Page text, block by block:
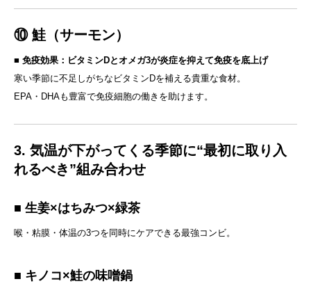
⑩ 鮭（サーモン）
■ 免疫効果：ビタミンDとオメガ3が炎症を抑えて免疫を底上げ
寒い季節に不足しがちなビタミンDを補える貴重な食材。
EPA・DHAも豊富で免疫細胞の働きを助けます。
3. 気温が下がってくる季節に“最初に取り入
れるべき”組み合わせ
■ 生姜×はちみつ×緑茶
喉・粘膜・体温の3つを同時にケアできる最強コンビ。
■ キノコ×鮭の味噌鍋